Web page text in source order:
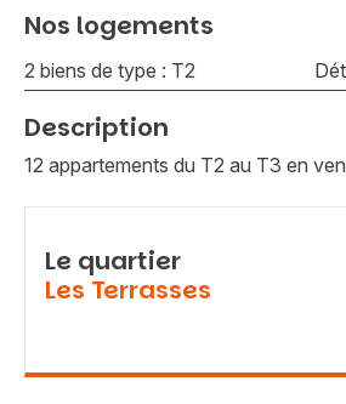
Nos logements
2 biens de type : T2
Description
12 appartements du T2 au T3 en
Le quartier
Les Terrasses